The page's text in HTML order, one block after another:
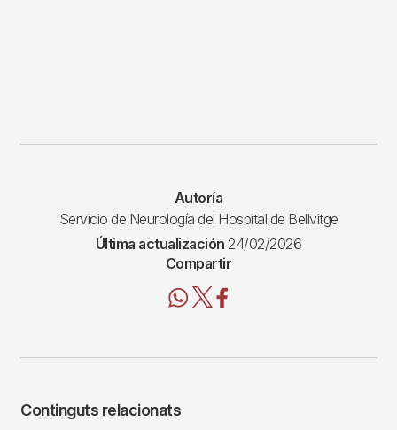
Autoría
Servicio de Neurología del Hospital de Bellvitge
Última actualización 24/02/2026
Compartir
Continguts relacionats